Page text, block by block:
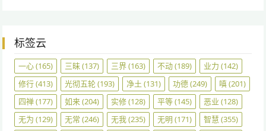
标签云
一心(165) 三昧(137) 三界(163) 不动(189) 业力 (142)
修行(413) 光彻五轮(193) 净土 (131) 功德(249) 嗔(201)
四禅(177) 如来(204) 实修(128) 平等(145) 恶业 (128)
无为 (129) 无常 (246) 无我(235) 无明 (171) 智慧 (355)